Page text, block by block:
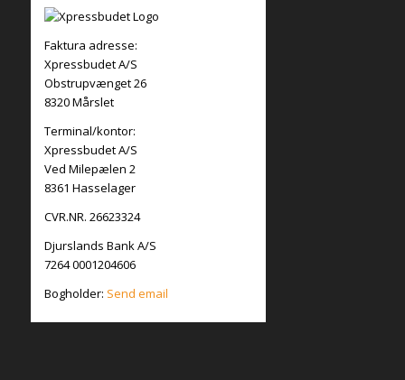
Faktura adresse:
Xpressbudet A/S
Obstrupvænget 26
8320 Mårslet
Terminal/kontor:
Xpressbudet A/S
Ved Milepælen 2
8361 Hasselager
CVR.NR. 26623324
Djurslands Bank A/S
7264 0001204606
Bogholder: Send email